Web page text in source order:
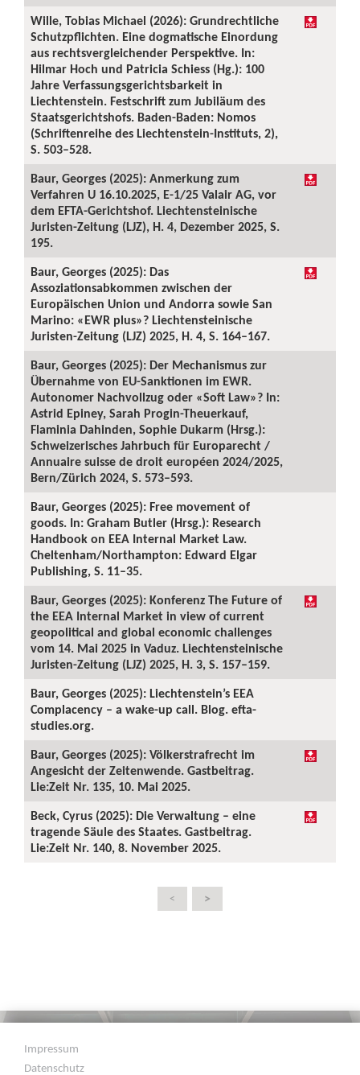
Wille, Tobias Michael (2026): Grundrechtliche
Schutzpflichten. Eine dogmatische Einordung
aus rechtsvergleichender Perspektive. In:
Hilmar Hoch und Patricia Schiess (Hg.): 100
Jahre Verfassungsgerichtsbarkeit in
Liechtenstein. Festschrift zum Jubiläum des
Staatsgerichtshofs. Baden-Baden: Nomos
(Schriftenreihe des Liechtenstein-Instituts, 2),
S. 503–528.
Baur, Georges (2025): Anmerkung zum
Verfahren U 16.10.2025, E-1/25 Valair AG, vor
dem EFTA-Gerichtshof. Liechtensteinische
Juristen-Zeitung (LJZ), H. 4, Dezember 2025, S.
195.
Baur, Georges (2025): Das
Assoziationsabkommen zwischen der
Europäischen Union und Andorra sowie San
Marino: «EWR plus»? Liechtensteinische
Juristen-Zeitung (LJZ) 2025, H. 4, S. 164–167.
Baur, Georges (2025): Der Mechanismus zur
Übernahme von EU-Sanktionen im EWR.
Autonomer Nachvollzug oder «Soft Law»? In:
Astrid Epiney, Sarah Progin-Theuerkauf,
Flaminia Dahinden, Sophie Dukarm (Hrsg.):
Schweizerisches Jahrbuch für Europarecht /
Annuaire suisse de droit européen 2024/2025,
Bern/Zürich 2024, S. 573–593.
Baur, Georges (2025): Free movement of
goods. In: Graham Butler (Hrsg.): Research
Handbook on EEA Internal Market Law.
Cheltenham/Northampton: Edward Elgar
Publishing, S. 11–35.
Baur, Georges (2025): Konferenz The Future of
the EEA Internal Market in view of current
geopolitical and global economic challenges
vom 14. Mai 2025 in Vaduz. Liechtensteinische
Juristen-Zeitung (LJZ) 2025, H. 3, S. 157–159.
Baur, Georges (2025): Liechtenstein’s EEA
Complacency – a wake-up call. Blog. efta-
studies.org.
Baur, Georges (2025): Völkerstrafrecht im
Angesicht der Zeitenwende. Gastbeitrag.
Lie:Zeit Nr. 135, 10. Mai 2025.
Beck, Cyrus (2025): Die Verwaltung – eine
tragende Säule des Staates. Gastbeitrag.
Lie:Zeit Nr. 140, 8. November 2025.
< >
Impressum
Datenschutz